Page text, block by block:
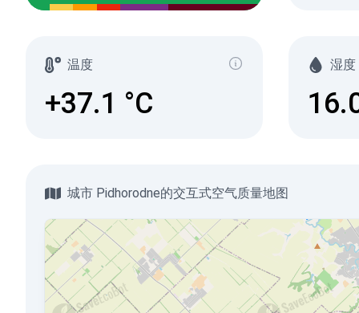
温度
+37.1 °C
湿度
城市 Pidhorodne的交互式空气质量地图